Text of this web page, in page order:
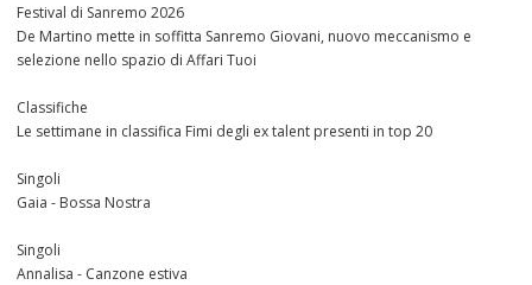
Festival di Sanremo 2026
De Martino mette in soffitta Sanremo Giovani, nuovo meccanismo e
selezione nello spazio di Affari Tuoi
Classifiche
Le settimane in classifica Fimi degli ex talent presenti in top 20
Singoli
Gaia - Bossa Nostra
Singoli
Annalisa - Canzone estiva